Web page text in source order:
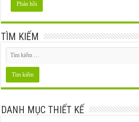
TÌM KIẾM
DANH MỤC THIẾT KẾ